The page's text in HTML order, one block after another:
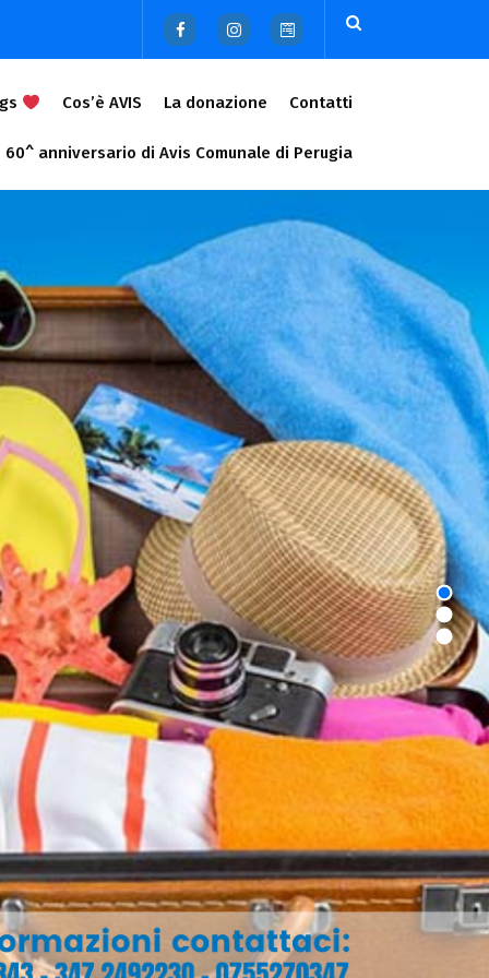
Cos’è AVIS La donazione Contatti
60^ anniversario di Avis Comunale di Perugia